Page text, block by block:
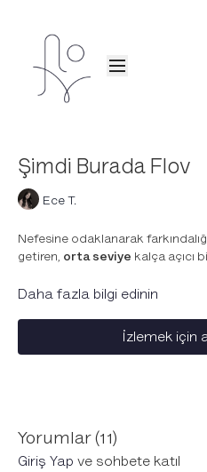
Şimdi Burada Flov
Ece T.
Nefesine odaklanarak
getiren, orta seviye kalça açıcı
Nefes çalışması ile başlayan
double pigeon gibi yoga
kökleniyor, pratiğe eşlik eden
Daha fazla bilgi edinin
İzlemek için
Yorumlar (11)
Giriş Yap ve sohbete katıl